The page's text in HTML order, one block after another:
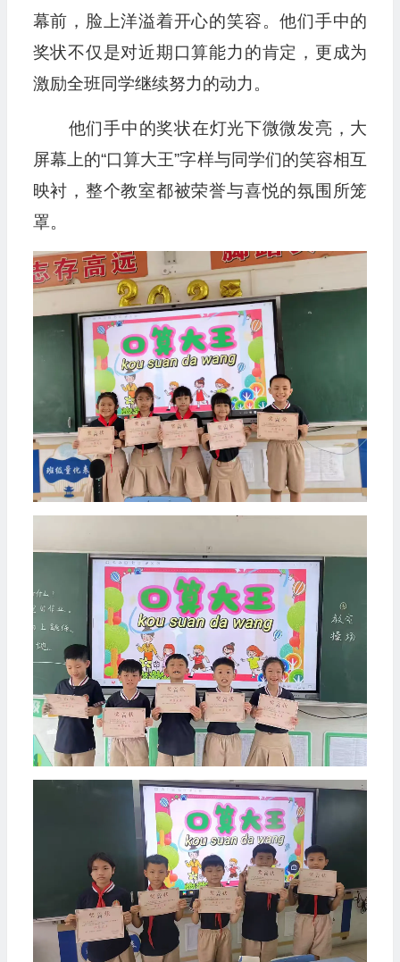
幕前，脸上洋溢着开心的笑容。他们手中的
奖状不仅是对近期口算能力的肯定，更成为
激励全班同学继续努力的动力。
他们手中的奖状在灯光下微微发亮，大
屏幕上的“口算大王”字样与同学们的笑容相互
映衬，整个教室都被荣誉与喜悦的氛围所笼
罩。